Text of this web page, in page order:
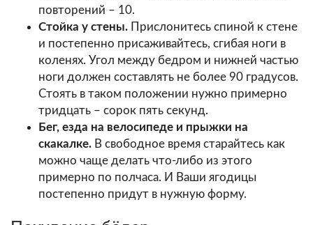
повторений – 10.
Стойка у стены. Прислонитесь спиной к стене
и постепенно присаживайтесь, сгибая ноги в
коленях. Угол между бедром и нижней частью
ноги должен составлять не более 90 градусов.
Стоять в таком положении нужно примерно
тридцать – сорок пять секунд.
Бег, езда на велосипеде и прыжки на
скакалке. В свободное время старайтесь как
можно чаще делать что-либо из этого
примерно по полчаса. И Ваши ягодицы
постепенно придут в нужную форму.